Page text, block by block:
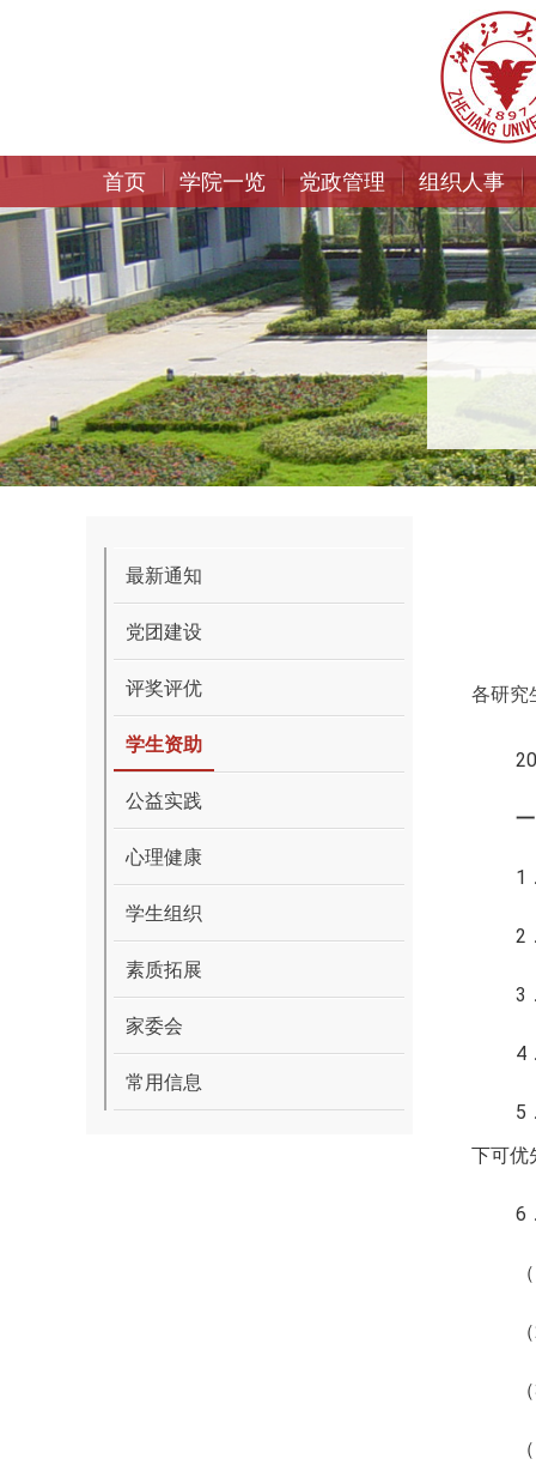
首页 学院一览 党政管理 组织人事
最新通知
党团建设
评奖评优
学生资助
公益实践
心理健康
学生组织
素质拓展
家委会
常用信息
各研究
1
2
3
4
5
下可优
6
（
（
（
（